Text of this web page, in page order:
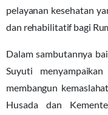
pelayanan kesehatan
dan rehabilitatif bagi
Dalam sambutannya
Suyuti
membangun
Husada dan